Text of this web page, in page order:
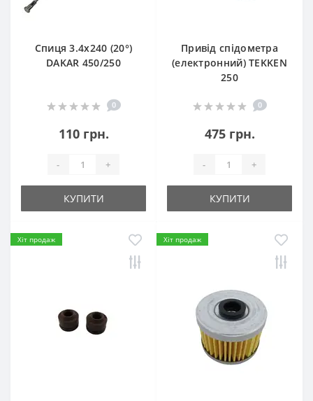
Спиця 3.4х240 (20°)
DAKAR 450/250
0
110 грн.
- +
КУПИТИ
Привід спідометра
(електронний) TEKKEN
250
0
475 грн.
- +
КУПИТИ
Хіт продаж Хіт продаж